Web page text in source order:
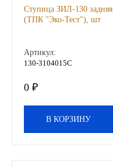
Фильтры
Cummmins
Ступица ЗИЛ-130 задняя
(ТПК "Эко-Тест"), шт
Артикул:
130-3104015С
0 ₽
В КОРЗИНУ